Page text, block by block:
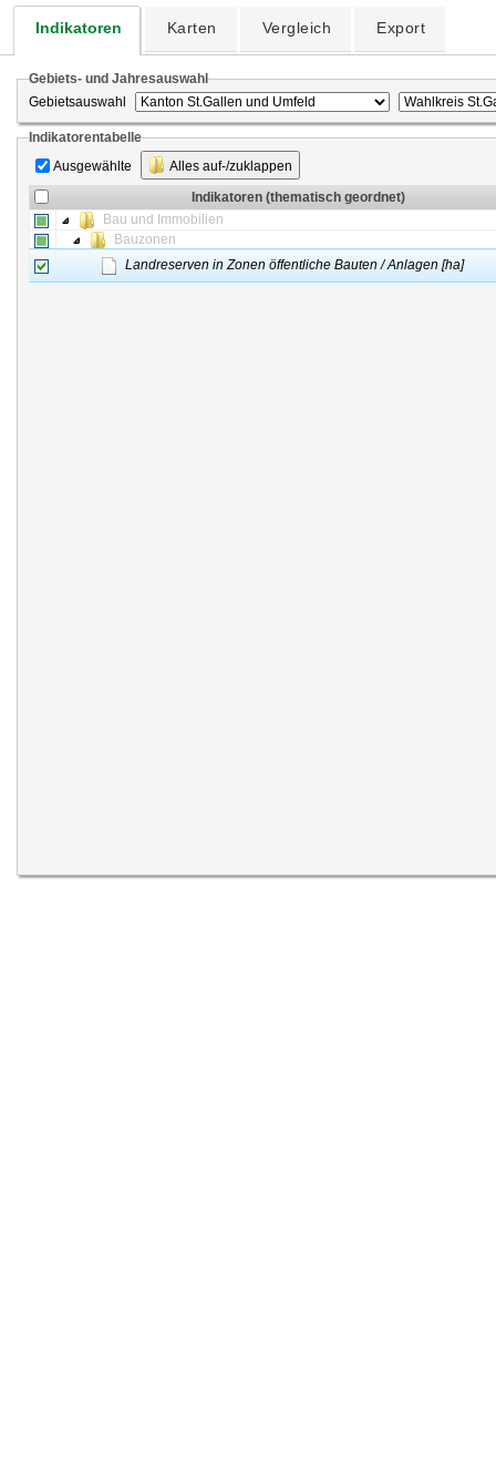
Indikatoren Karten Vergleich Export
Gebiets- und Jahresauswahl
Gebietsauswahl
Indikatorentabelle
Ausgewählte
Alles auf-/zuklappen
Indikatoren (thematisch geordnet)
Bau und Immobilien
Bauzonen
Landreserven in Zonen öffentliche Bauten / Anlagen [ha]